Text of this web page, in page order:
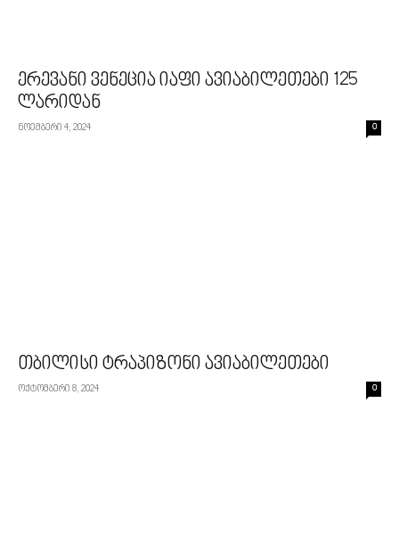
ერევანი ვენეცია იაფი ავიაბილეთები 125
ლარიდან
ნოემბერი 4, 2024 0
თბილისი ტრაპიზონი ავიაბილეთები
ოქტომბერი 8, 2024 0